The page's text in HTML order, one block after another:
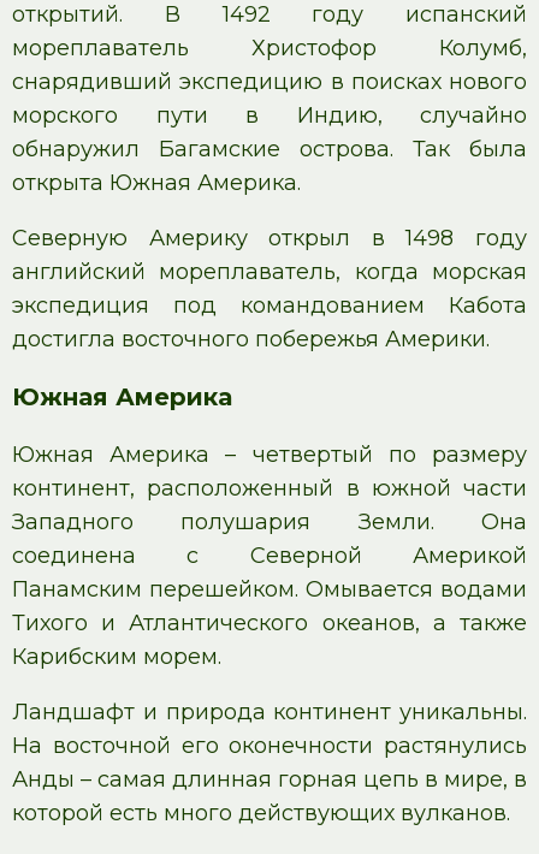
открытий. В 1492 году испанский
мореплаватель Христофор Колумб,
снарядивший экспедицию в поисках нового
морского пути в Индию, случайно
обнаружил Багамские острова. Так была
открыта Южная Америка.
Северную Америку открыл в 1498 году
английский мореплаватель, когда морская
экспедиция под командованием Кабота
достигла восточного побережья Америки.
Южная Америка
Южная Америка – четвертый по размеру
континент, расположенный в южной части
Западного полушария Земли. Она
соединена с Северной Америкой
Панамским перешейком. Омывается водами
Тихого и Атлантического океанов, а также
Карибским морем.
Ландшафт и природа континент уникальны.
На восточной его оконечности растянулись
Анды – самая длинная горная цепь в мире, в
которой есть много действующих вулканов.